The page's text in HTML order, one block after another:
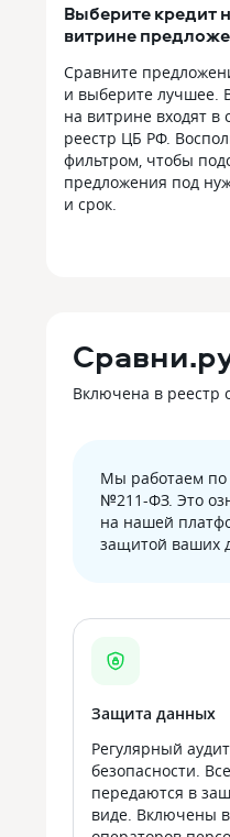
Выберите кредит
витрине
Сравните
и выберите лучшее.
на витрине входят
реестр ЦБ РФ.
фильтром, чтобы
предложения под
и срок.
Включена в реестр
Мы работаем по
№211-ФЗ. Это
на нашей
защитой ваших
Защита данных
Регулярный
безопасности.
передаются в
виде. Включены